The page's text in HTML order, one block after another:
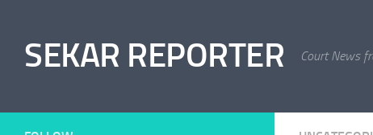
SEKAR REPORTER Court News